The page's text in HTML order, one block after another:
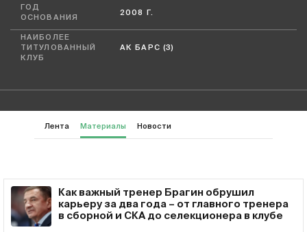
ГОД
ОСНОВАНИЯ
2008 Г.
НАИБОЛЕЕ
ТИТУЛОВАННЫЙ
КЛУБ
АК БАРС (3)
Лента Материалы Новости
Как важный тренер Брагин обрушил
карьеру за два года – от главного тренера
в сборной и СКА до селекционера в клубе